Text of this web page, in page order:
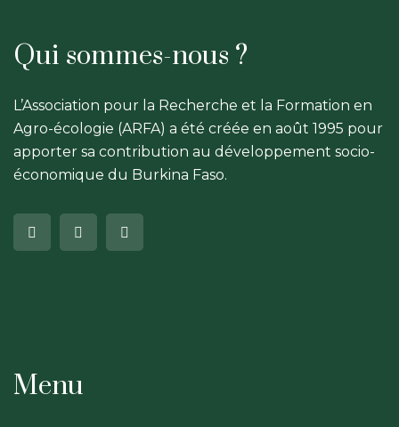
Qui sommes-nous ?
L’Association pour la Recherche et la Formation en
Agro-écologie (ARFA) a été créée en août 1995 pour
apporter sa contribution au développement socio-
économique du Burkina Faso.
Menu